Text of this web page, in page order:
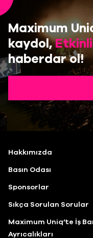
Maximum
kaydol,
haberdar ol!
Hakkımızda
Basın Odası
Sponsorlar
Sıkça Sorulan Sorular
Maximum Uniq’te İş
Ayrıcalıkları